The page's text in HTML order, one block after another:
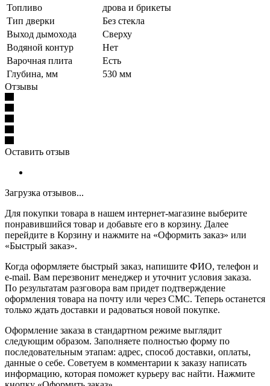
Топливо
дрова и брикеты
Тип дверки
Без стекла
Выход дымохода
Сверху
Водяной контур
Нет
Варочная плита
Есть
Глубина, мм
530 мм
Отзывы
Оставить отзыв
Загрузка отзывов...
Для покупки товара в нашем интернет-магазине выберите
понравившийся товар и добавьте его в корзину. Далее
перейдите в Корзину и нажмите на «Оформить заказ» или
«Быстрый заказ».
Когда оформляете быстрый заказ, напишите ФИО, телефон и
e-mail. Вам перезвонит менеджер и уточнит условия заказа.
По результатам разговора вам придет подтверждение
оформления товара на почту или через СМС. Теперь останется
только ждать доставки и радоваться новой покупке.
Оформление заказа в стандартном режиме выглядит
следующим образом. Заполняете полностью форму по
последовательным этапам: адрес, способ доставки, оплаты,
данные о себе. Советуем в комментарии к заказу написать
информацию, которая поможет курьеру вас найти. Нажмите